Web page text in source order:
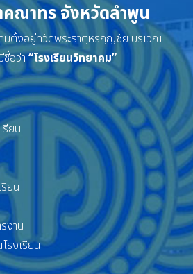
คณาทร จังหวัดลำพูน
มตั้งอยู่ที่วัดพระธาตุหริภุญชัย บริเวณ
ชื่อว่า“โรงเรียนวิทยาคม”
รียน
ยน
งาน
รงเรียน